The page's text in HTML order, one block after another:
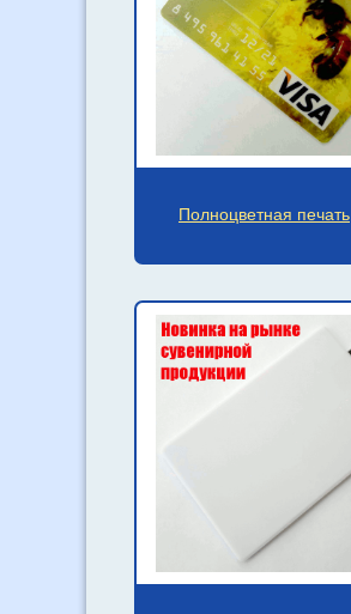
Полноцветная печать